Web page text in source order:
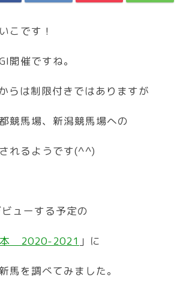
こです！
開催ですね。
らは制限付きではありますが
競馬場、新潟競馬場への
れるようです(^^)
ューする予定の
本 2020-2021 」に
馬を調べてみました。